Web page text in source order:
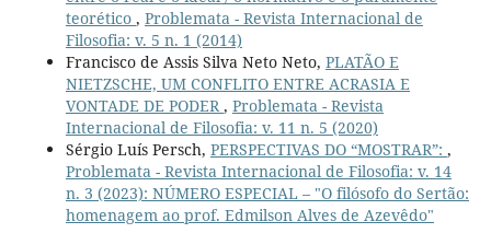
teorético , Problemata - Revista Internacional de
Filosofia: v. 5 n. 1 (2014)
Francisco de Assis Silva Neto Neto, PLATÃO E
NIETZSCHE, UM CONFLITO ENTRE ACRASIA E
VONTADE DE PODER , Problemata - Revista
Internacional de Filosofia: v. 11 n. 5 (2020)
Sérgio Luís Persch, PERSPECTIVAS DO “MOSTRAR”: ,
Problemata - Revista Internacional de Filosofia: v. 14
n. 3 (2023): NÚMERO ESPECIAL – "O filósofo do Sertão:
homenagem ao prof. Edmilson Alves de Azevêdo"